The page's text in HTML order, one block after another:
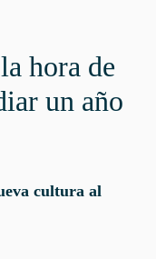
hora de
un año
cultura al